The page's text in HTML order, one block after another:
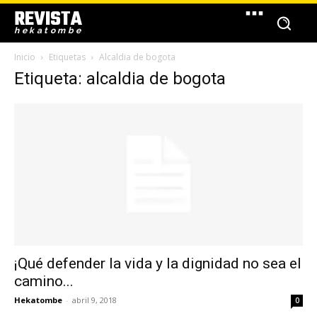
REVISTA
hekatombe
Inicio Etiquetas Alcaldia de bogota
Etiqueta: alcaldia de bogota
¡Qué defender la vida y la dignidad no sea el
camino...
Hekatombe - abril 9, 2018 0